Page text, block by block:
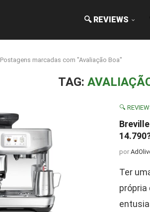
🔍 REVIEWS
Postagens marcadas com "Avaliação Boa"
TAG:
🔍
por
Ter
própria